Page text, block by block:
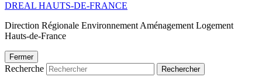
DREAL HAUTS-DE-FRANCE
Direction Régionale Environnement Aménagement Logement
Hauts-de-France
Fermer
Recherche Rechercher